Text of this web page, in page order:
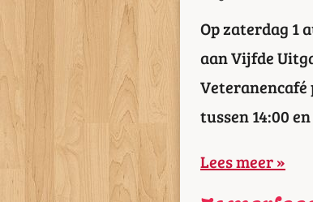
Op zaterdag 1
aan Vijfde
tussen 14:00
Lees meer »